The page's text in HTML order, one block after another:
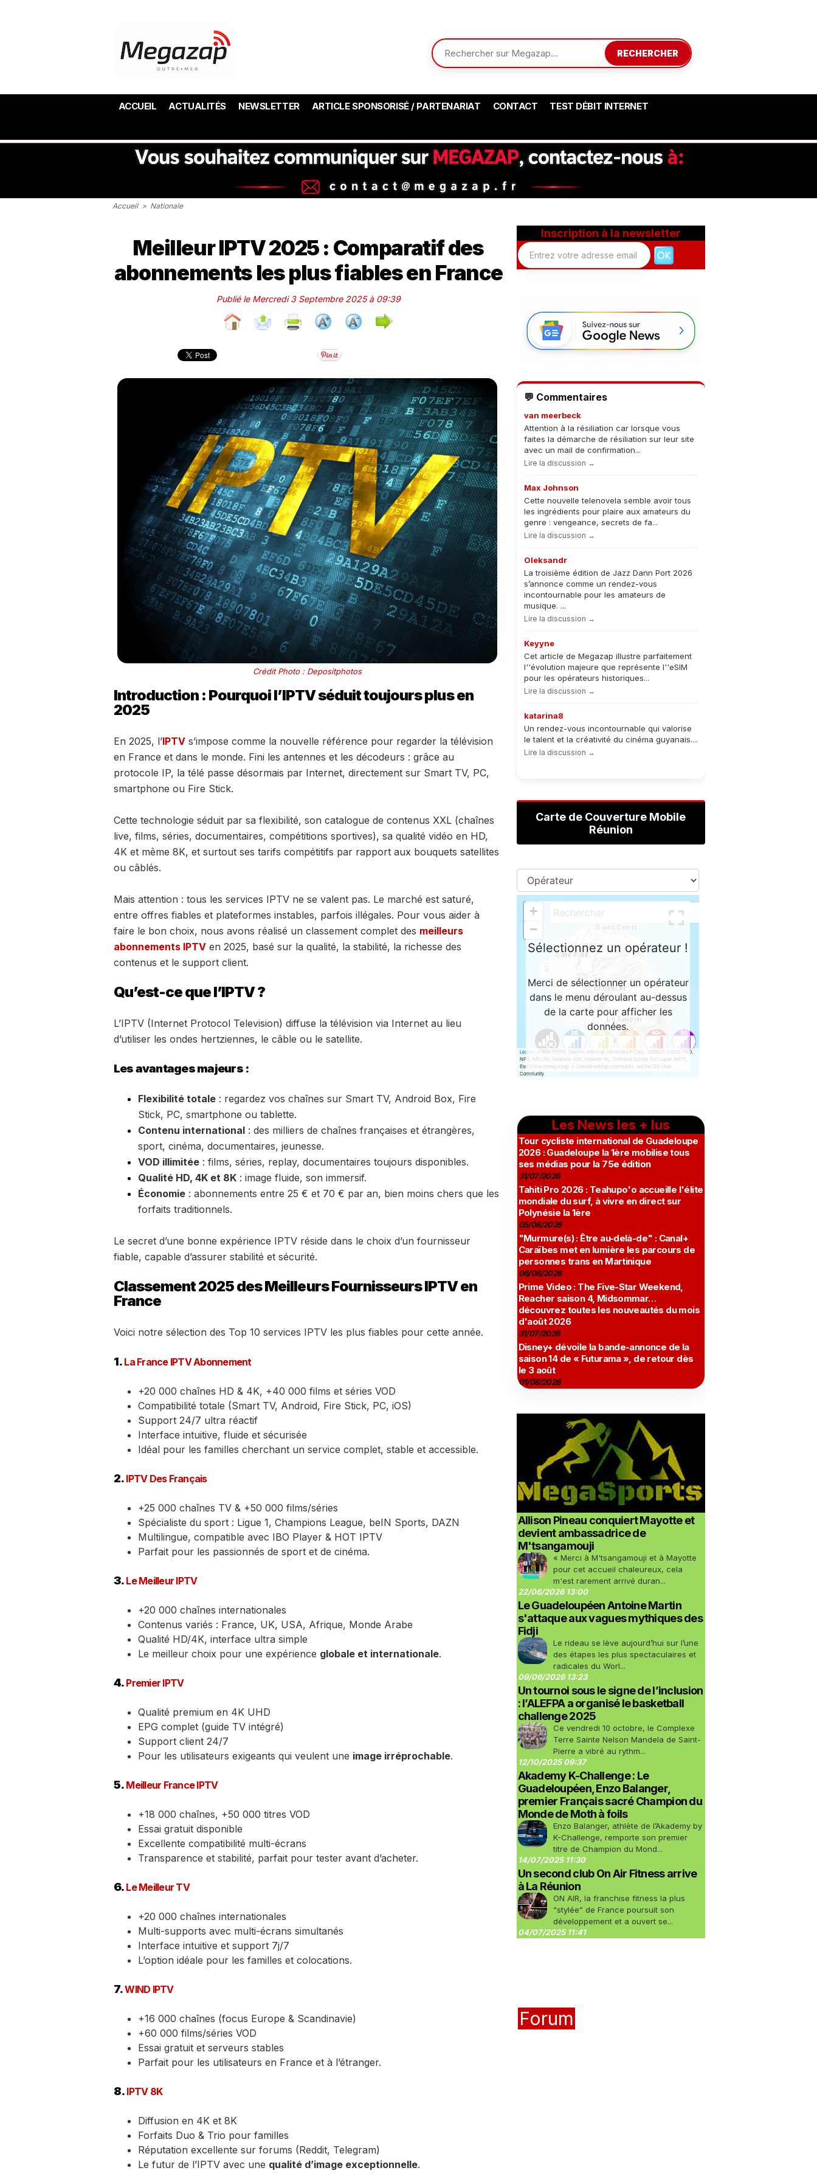
RECHERCHER
ACCUEIL ACTUALITÉS NEWSLETTER ARTICLE SPONSORISÉ / PARTENARIAT CONTACT TEST DÉBIT INTERNET
Accueil > Nationale
Meilleur IPTV 2025 : Comparatif des
abonnements les plus fiables en France
Publié le Mercredi 3 Septembre 2025 à 09:39
Crédit Photo : Depositphotos
Introduction : Pourquoi l’IPTV séduit toujours plus en
2025
En 2025, l’IPTVs’impose comme la nouvelle référence pour regarder la télévision
en France et dans le monde. Fini les antennes et les décodeurs : grâce au
protocole IP, la télé passe désormais par Internet, directement sur Smart TV, PC,
smartphone ou Fire Stick.
Cette technologie séduit par sa flexibilité, son catalogue de contenus XXL (chaînes
live, films, séries, documentaires, compétitions sportives), sa qualité vidéo en HD,
4K et même 8K, et surtout ses tarifs compétitifs par rapport aux bouquets satellites
ou câblés.
Mais attention : tous les services IPTV ne se valent pas. Le marché est saturé,
entre offres fiables et plateformes instables, parfois illégales. Pour vous aider à
faire le bon choix, nous avons réalisé un classement complet des meilleurs
abonnements IPTVen 2025, basé sur la qualité, la stabilité, la richesse des
contenus et le support client.
Qu’est-ce que l’IPTV ?
L’IPTV (Internet Protocol Television) diffuse la télévision via Internet au lieu
d’utiliser les ondes hertziennes, le câble ou le satellite.
Les avantages majeurs :
Flexibilité totale: regardez vos chaînes sur Smart TV, Android Box, Fire
Stick, PC, smartphone ou tablette.
Contenu international: des milliers de chaînes françaises et étrangères,
sport, cinéma, documentaires, jeunesse.
VOD illimitée: films, séries, replay, documentaires toujours disponibles.
Qualité HD, 4K et 8K: image fluide, son immersif.
Économie: abonnements entre 25 € et 70 € par an, bien moins chers que les
forfaits traditionnels.
Le secret d’une bonne expérience IPTV réside dans le choix d’un fournisseur
fiable, capable d’assurer stabilité et sécurité.
Classement 2025 des Meilleurs Fournisseurs IPTV en
France
Voici notre sélection des Top 10 services IPTV les plus fiables pour cette année.
1. La France IPTV Abonnement
+20 000 chaînes HD & 4K, +40 000 films et séries VOD
Compatibilité totale (Smart TV, Android, Fire Stick, PC, iOS)
Support 24/7 ultra réactif
Interface intuitive, fluide et sécurisée
Idéal pour les familles cherchant un service complet, stable et accessible.
2. IPTV Des Français
+25 000 chaînes TV & +50 000 films/séries
Spécialiste du sport : Ligue 1, Champions League, beIN Sports, DAZN
Multilingue, compatible avec IBO Player & HOT IPTV
Parfait pour les passionnés de sport et de cinéma.
3. Le Meilleur IPTV
+20 000 chaînes internationales
Contenus variés : France, UK, USA, Afrique, Monde Arabe
Qualité HD/4K, interface ultra simple
Le meilleur choix pour une expérience globale et internationale.
4. Premier IPTV
Qualité premium en 4K UHD
EPG complet (guide TV intégré)
Support client 24/7
Pour les utilisateurs exigeants qui veulent une image irréprochable.
5. Meilleur France IPTV
+18 000 chaînes, +50 000 titres VOD
Essai gratuit disponible
Excellente compatibilité multi-écrans
Transparence et stabilité, parfait pour tester avant d’acheter.
6. Le Meilleur TV
+20 000 chaînes internationales
Multi-supports avec multi-écrans simultanés
Interface intuitive et support 7j/7
L’option idéale pour les familles et colocations.
7.WIND IPTV
+16 000 chaînes (focus Europe & Scandinavie)
+60 000 films/séries VOD
Essai gratuit et serveurs stables
Parfait pour les utilisateurs en France et à l’étranger.
8. IPTV 8K
Diffusion en 4K et 8K
Forfaits Duo & Trio pour familles
Réputation excellente sur forums (Reddit, Telegram)
Le futur de l’IPTV avec une qualité d’image exceptionnelle.
Inscription à la newsletter
💬 Commentaires
van meerbeck
Attention à la résiliation car lorsque vous
faites la démarche de résiliation sur leur site
avec un mail de confirmation...
Lire la discussion →
Max Johnson
Cette nouvelle telenovela semble avoir tous
les ingrédients pour plaire aux amateurs du
genre : vengeance, secrets de fa...
Lire la discussion →
Oleksandr
La troisième édition de Jazz Dann Port 2026
s’annonce comme un rendez-vous
incontournable pour les amateurs de
musique. ...
Lire la discussion →
Keyyne
Cet article de Megazap illustre parfaitement
l''évolution majeure que représente l''eSIM
pour les opérateurs historiques...
Lire la discussion →
katarina8
Un rendez-vous incontournable qui valorise
le talent et la créativité du cinéma guyanais....
Lire la discussion →
Carte de Couverture Mobile
Réunion
Les News les + lus
Tour cycliste international de Guadeloupe
2026 : Guadeloupe la 1ère mobilise tous
ses médias pour la 75e édition
31/07/2026
Tahiti Pro 2026 : Teahupo'o accueille l'élite
mondiale du surf, à vivre en direct sur
Polynésie la 1ère
05/08/2026
"Murmure(s) : Être au-delà-de" : Canal+
Caraïbes met en lumière les parcours de
personnes trans en Martinique
06/08/2026
Prime Video : The Five-Star Weekend,
Reacher saison 4, Midsommar…
découvrez toutes les nouveautés du mois
d'août 2026
31/07/2026
Disney+ dévoile la bande-annonce de la
saison 14 de « Futurama », de retour dès
le 3 août
01/08/2026
Allison Pineau conquiert Mayotte et
devient ambassadrice de
M'tsangamouji
« Merci à M'tsangamouji et à Mayotte
pour cet accueil chaleureux, cela
m'est rarement arrivé duran...
22/06/2026 13:00
Le Guadeloupéen Antoine Martin
s'attaque aux vagues mythiques des
Fidji
Le rideau se lève aujourd’hui sur l’une
des étapes les plus spectaculaires et
radicales du Worl...
09/06/2026 13:23
Un tournoi sous le signe de l’inclusion
: l’ALEFPA a organisé le basketball
challenge 2025
Ce vendredi 10 octobre, le Complexe
Terre Sainte Nelson Mandela de Saint-
Pierre a vibré au rythm...
12/10/2025 09:37
Akademy K-Challenge : Le
Guadeloupéen, Enzo Balanger,
premier Français sacré Champion du
Monde de Moth à foils
Enzo Balanger, athlète de l’Akademy by
K-Challenge, remporte son premier
titre de Champion du Mond...
14/07/2025 11:30
Un second club On Air Fitness arrive
à La Réunion
ON AIR, la franchise fitness la plus
“stylée” de France poursuit son
développement et a ouvert se...
04/07/2025 11:41
Forum